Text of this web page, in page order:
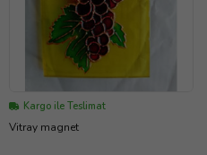
Kargo ile Teslimat
Vitray magnet